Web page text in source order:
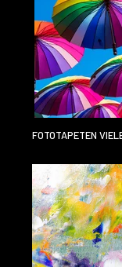
FOTOTAPETEN